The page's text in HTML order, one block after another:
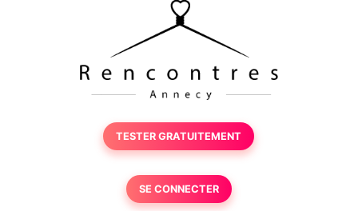
TESTER GRATUITEMENT
SE CONNECTER